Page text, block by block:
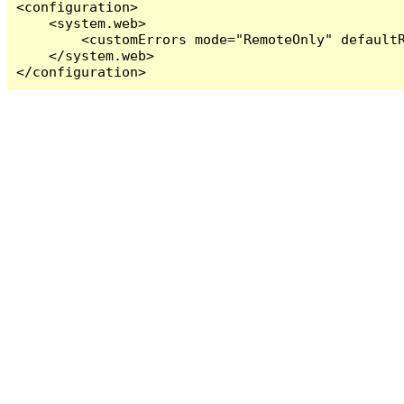
<configuration>
    <system.web>
<customErrors mode="RemoteOnly"
    </system.web>
</configuration>